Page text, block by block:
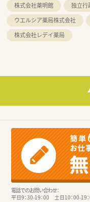
株式会社薬明館
独立行
ウエルシア薬局株式会社
株式会社レデイ薬局
電話でのお問い合わせ：
平日9：30-19：00 土日10：00-19